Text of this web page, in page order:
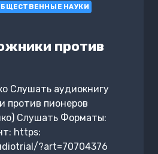
НАУКИ
против
Слушать аудиокнигу
против пионеров
Слушать Форматы:
https:
?art=70704376